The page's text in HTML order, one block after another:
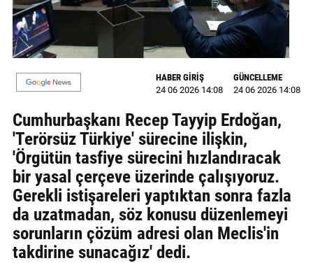
YAZARLAR
BİZE
ULAŞIN
Künye
İletişim
Gizlilik
Politikası
HABER GİRİŞ
24 06 2026 14:08
GÜNCELLEME
24 06 2026 14:08
Cumhurbaşkanı Recep Tayyip Erdoğan,
'Terörsüz Türkiye' sürecine ilişkin,
'Örgütün tasfiye sürecini hızlandıracak
bir yasal çerçeve üzerinde çalışıyoruz.
Gerekli istişareleri yaptıktan sonra fazla
da uzatmadan, söz konusu düzenlemeyi
sorunların çözüm adresi olan Meclis'in
takdirine sunacağız' dedi.